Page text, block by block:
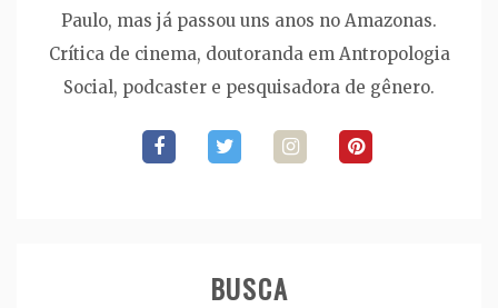
Paulo, mas já passou uns anos no Amazonas.
Crítica de cinema, doutoranda em Antropologia
Social, podcaster e pesquisadora de gênero.
BUSCA